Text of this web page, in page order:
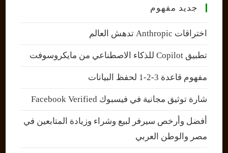
جديد مفهوم
اختراقات Anthropic تدهش العالم
تطبيق Copilot للذكاء الاصطناعي من مايكروسوفت
مفهوم قاعدة 3-2-1 لحفظ البيانات
شارة توثيق مجانية في فيسبوك Facebook Verified
أفضل وأرخص سيرفر لبيع وشراء وزيادة المتابعين في
مصر والوطن العربي